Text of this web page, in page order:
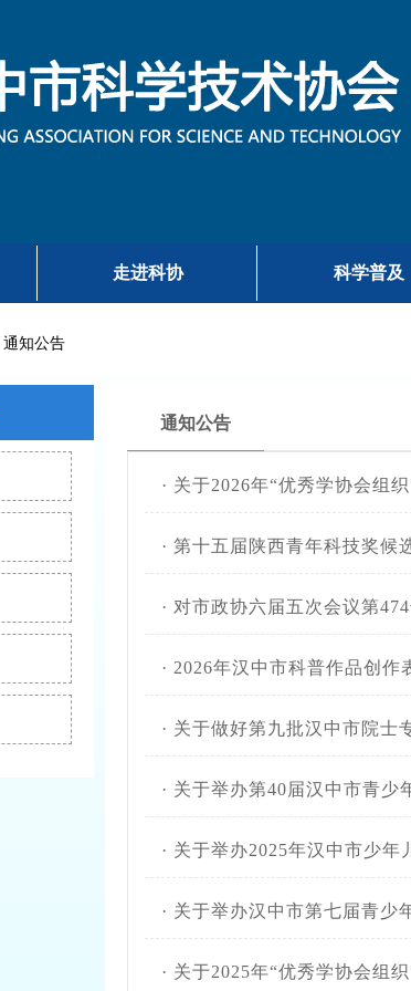
走进科协 科学普及
通知公告
通知公告
· 关于2026年“优秀学协会组
· 第十五届陕西青年科技奖候
· 对市政协六届五次会议第
· 2026年汉中市科普作品创作
· 关于做好第九批汉中市院士
· 关于举办第40届汉中市青少
· 关于举办2025年汉中市少年
· 关于举办汉中市第七届青少
· 关于2025年“优秀学协会组